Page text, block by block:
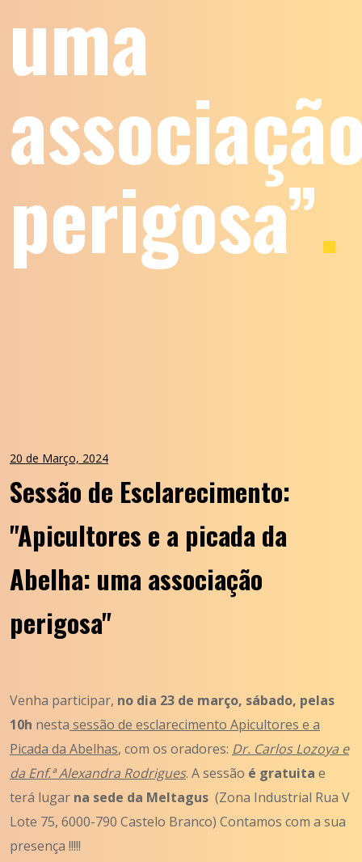
uma
perigosa”.
20 de Março, 2024
Sessão de Esclarecimento:
"Apicultores e a picada da
Abelha: uma associação
perigosa"
Venha participar, no dia 23 de março, sábado, pelas
10h nesta sessão de esclarecimento Apicultores e a
Picada da Abelhas, com os oradores: Dr. Carlos Lozoya e
da Enf.ª Alexandra Rodrigues. A sessão é gratuita e
terá lugar na sede da Meltagus (Zona Industrial Rua V
Lote 75, 6000-790 Castelo Branco) Contamos com a sua
presença !!!!!